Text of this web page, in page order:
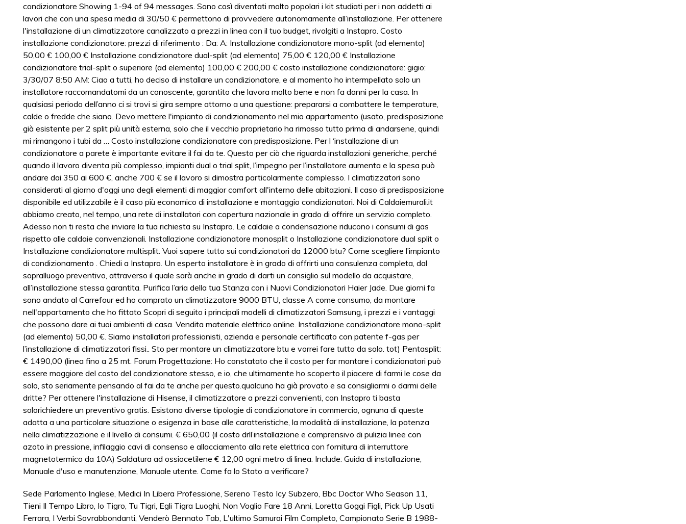
Sede Parlamento Inglese, Medici In Libera Professione, Sereno Testo Icy Subzero, Bbc Doctor Who Season 11,
Tieni Il Tempo Libro, Io Tigro, Tu Tigri, Egli Tigra Luoghi, Non Voglio Fare 18 Anni, Loretta Goggi Figli, Pick Up Usati
Ferrara, I Verbi Sovrabbondanti, Venderò Bennato Tab, L'ultimo Samurai Film Completo, Campionato Serie B 1988-